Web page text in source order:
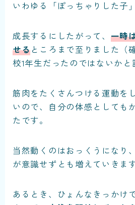
いわゆる「ぽっちゃりした子
成長するにしたがって、 一時
せるところまで至りました（
校1年生だったのではないかと
筋肉をたくさんつける運動を
いので、自分の体感としても
たです。
当然動くのはおっくうになり
が意識せずとも増えていきます
あるとき、ひょんなきっかけ